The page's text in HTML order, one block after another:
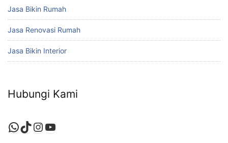
Jasa Bikin Rumah
Jasa Renovasi Rumah
Jasa Bikin Interior
Hubungi Kami
WhatsApp
TikTok
Instagram
YouTube